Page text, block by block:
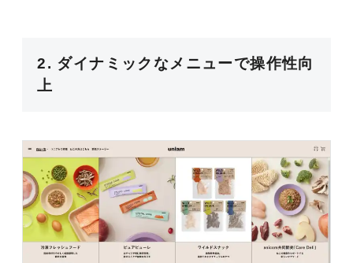
2. ダイナミックなメニューで操作性向
上